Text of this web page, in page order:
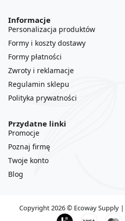
Informacje
Personalizacja produktów
Formy i koszty dostawy
Formy płatności
Zwroty i reklamacje
Regulamin sklepu
Polityka prywatności
Przydatne linki
Promocje
Poznaj firmę
Twoje konto
Blog
Copyright 2026 © Ecoway Supply |